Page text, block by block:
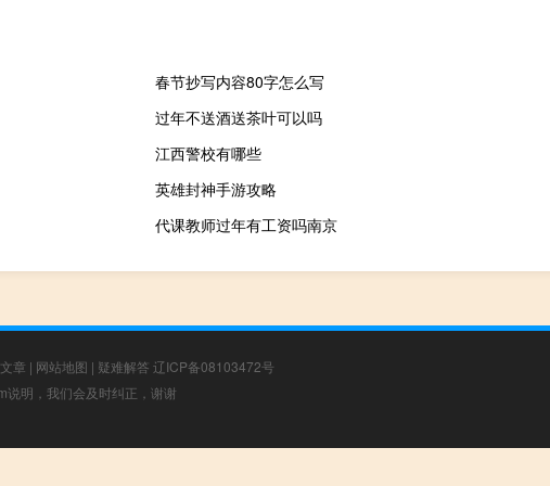
春节抄写内容80字怎么写
过年不送酒送茶叶可以吗
江西警校有哪些
英雄封神手游攻略
代课教师过年有工资吗南京
章 | 网站地图 | 疑难解答 辽ICP备08103472号
明，我们会及时纠正，谢谢